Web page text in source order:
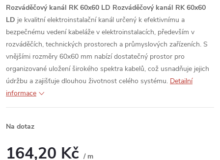
Rozváděčový kanál RK 60x60 LD Rozváděčový kanál RK 60x60
LD je kvalitní elektroinstalační kanál určený k efektivnímu a
bezpečnému vedení kabeláže v elektroinstalacích, především v
rozváděčích, technických prostorech a průmyslových zařízeních. S
vnějšími rozměry 60x60 mm nabízí dostatečný prostor pro
organizované uložení širokého spektra kabelů, což usnadňuje jejich
údržbu a zajišťuje dlouhou životnost celého systému. Detailní
informace
Na dotaz
164,20 Kč / m